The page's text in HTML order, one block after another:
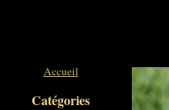
Accueil
Catégories